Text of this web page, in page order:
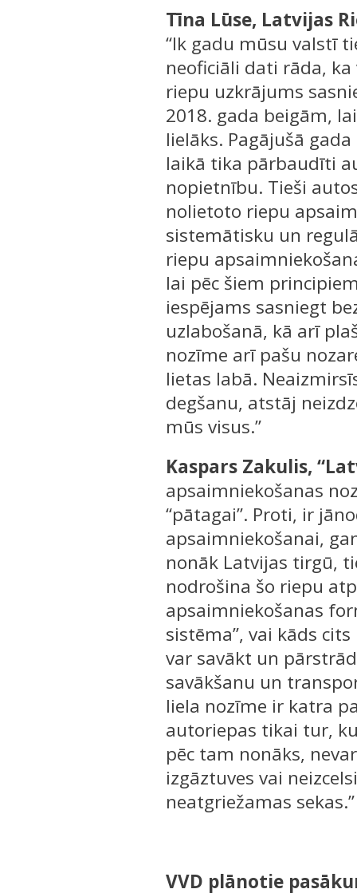
Tīna Lūse, Latvijas
“Ik gadu mūsu valstī
neoficiāli dati rāda,
riepu uzkrājums
2018. gada beigām,
lielāks. Pagājušā
laikā tika pārbaudīti
nopietnību. Tieši
nolietoto riepu
sistemātisku un
riepu
lai pēc šiem
iespējams sasniegt
uzlabošanā, kā arī
nozīme arī pašu
lietas labā.
degšanu, atstāj
mūs visus.”
Kaspars Zakulis,
apsaimniekošanas
“pātagai”. Proti, ir
apsaimniekošanai,
nonāk Latvijas tirgū,
nodrošina šo riepu
apsaimniekošanas
sistēma”, vai kāds
var savākt un
savākšanu un
liela nozīme ir katra
autoriepas tikai tur,
pēc tam nonāks,
izgāztuves vai
neatgriežamas sekas.”
VVD plānotie